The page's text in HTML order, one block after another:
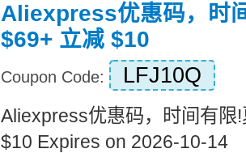
Aliexpress优惠码，时
$69+ 立减 $10
Coupon Code: LFJ10Q
Aliexpress优惠码，时间有限
$10 Expires on 2026-10-14